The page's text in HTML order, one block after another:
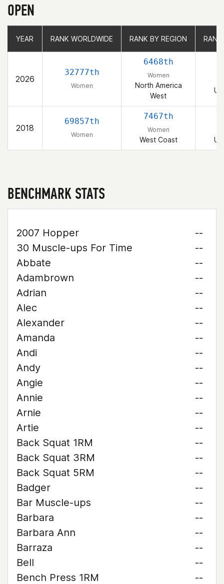
OPEN
YEAR RANK WORLDWIDE RANK BY REGION
2026
32777th
Women
6468th
Women
North America
West
2018
69857th
Women
7467th
Women
West Coast
YEAR RANK WORLDWIDE RANK BY REGION
BENCHMARK STATS
2007 Hopper
--
30 Muscle-ups For Time
--
Abbate
--
Adambrown
--
Adrian
--
Alec
--
Alexander
--
Amanda
--
Andi
--
Andy
--
Angie
--
Annie
--
Arnie
--
Artie
--
Back Squat 1RM
--
Back Squat 3RM
--
Back Squat 5RM
--
Badger
--
Bar Muscle-ups
--
Barbara
--
Barbara Ann
--
Barraza
--
Bell
--
Bench Press 1RM
--